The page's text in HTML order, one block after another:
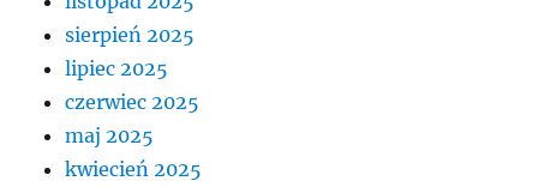
sierpień 2025
lipiec 2025
czerwiec 2025
maj 2025
kwiecień 2025